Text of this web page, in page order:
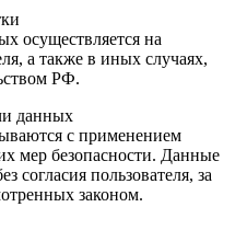
осуществляется на
а также в иных случаях,
РФ.
данных
с применением
мер безопасности. Данные
согласия пользователя, за
законом.